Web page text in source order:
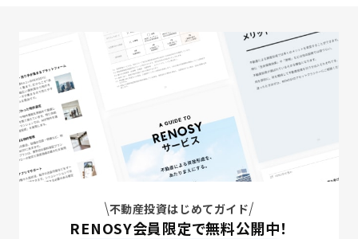
不動産投資はじめてガイド
RENOSY会員限定で無料公開中！